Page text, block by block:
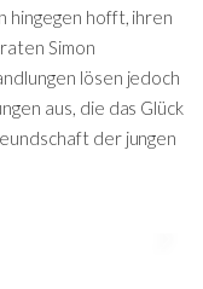
hingegen hofft, ihren
Simon
lösen jedoch
aus, die das Glück
der jungen